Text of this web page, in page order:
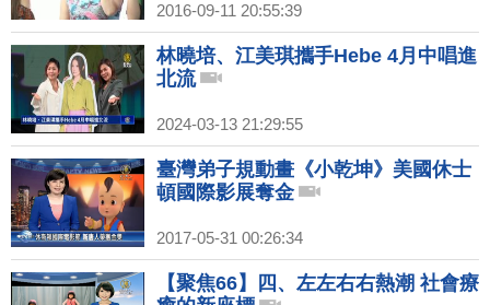
2016-09-11 20:55:39
林曉培、江美琪攜手Hebe 4月中唱進
北流
2024-03-13 21:29:55
臺灣弟子規動畫《小乾坤》美國休士
頓國際影展奪金
2017-05-31 00:26:34
【聚焦66】四、左左右右熱潮 社會療